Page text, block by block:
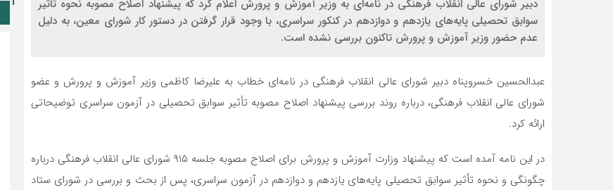
دبیر شورای عالی انقلاب فرهنگی در نامه‌ای به وزیر آموزش و پرورش اعلام کرد که پیشنهاد اصلاح مصوبه نحوه تأثیر
سوابق تحصیلی پایه‌های یازدهم و دوازدهم در کنکور سراسری، با وجود قرار گرفتن در دستور کار شورای معین، به دلیل
عدم حضور وزیر آموزش و پرورش تاکنون بررسی نشده است.
عبدالحسین خسروپناه دبیر شورای عالی انقلاب فرهنگی در نامه‌ای خطاب به علیرضا کاظمی وزیر آموزش و پرورش و عضو
شورای عالی انقلاب فرهنگی، درباره روند بررسی پیشنهاد اصلاح مصوبه تأثیر سوابق تحصیلی در آزمون سراسری توضیحاتی
ارائه کرد.
در این نامه آمده است که پیشنهاد وزارت آموزش و پرورش برای اصلاح مصوبه جلسه ۹۱۵ شورای عالی انقلاب فرهنگی درباره
چگونگی و نحوه تأثیر سوابق تحصیلی پایه‌های یازدهم و دوازدهم در آزمون سراسری، پس از بحث و بررسی در شورای ستاد